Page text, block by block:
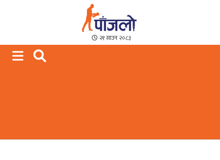
Paajalo News
We are from Far West Nepal
२१ साउन २०८३